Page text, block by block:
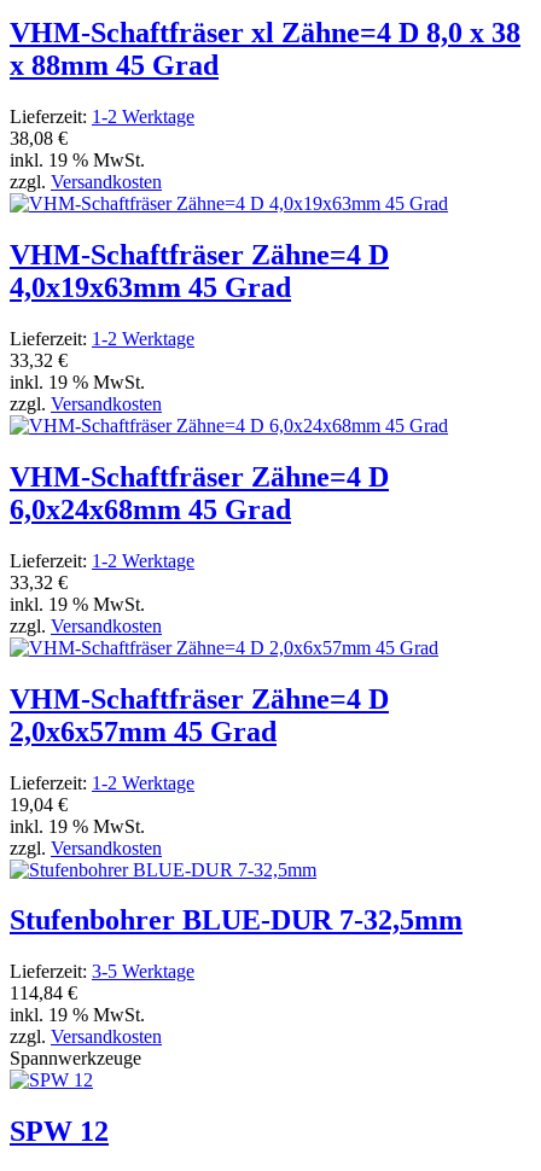
VHM-Schaftfräser xl Zähne=4 D 8,0 x 38
x 88mm 45 Grad
Lieferzeit: 1-2 Werktage
38,08 €
inkl. 19 % MwSt.
zzgl. Versandkosten
VHM-Schaftfräser Zähne=4 D
4,0x19x63mm 45 Grad
Lieferzeit: 1-2 Werktage
33,32 €
inkl. 19 % MwSt.
zzgl. Versandkosten
VHM-Schaftfräser Zähne=4 D
6,0x24x68mm 45 Grad
Lieferzeit: 1-2 Werktage
33,32 €
inkl. 19 % MwSt.
zzgl. Versandkosten
VHM-Schaftfräser Zähne=4 D
2,0x6x57mm 45 Grad
Lieferzeit: 1-2 Werktage
19,04 €
inkl. 19 % MwSt.
zzgl. Versandkosten
Stufenbohrer BLUE-DUR 7-32,5mm
Lieferzeit: 3-5 Werktage
114,84 €
inkl. 19 % MwSt.
zzgl. Versandkosten
Spannwerkzeuge
SPW 12